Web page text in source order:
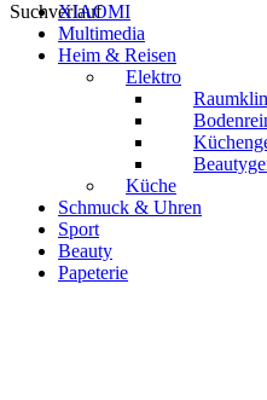
Suchverlauf
XIAOMI
Multimedia
Heim & Reisen
Elektro
Küche
Schmuck & Uhren
Sport
Beauty
Papeterie